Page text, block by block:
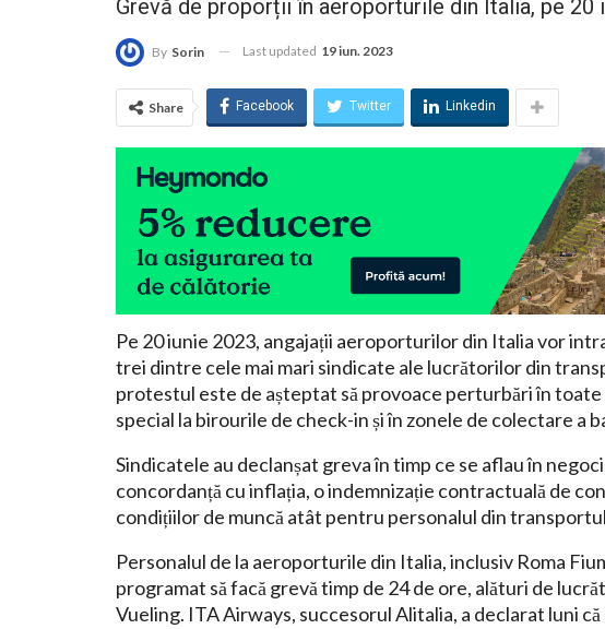
Grevă de proporții în aeroporturile din Italia, pe 20
By Sorin Last updated 19 iun. 2023
Share Facebook Twitter Linkedin
Pe 20 iunie 2023, angajații aeroporturilor din Italia vor
trei dintre cele mai mari sindicate ale lucrătorilor din
protestul este de așteptat să provoace perturbări în
special la birourile de check-in și în zonele de colectare a
Sindicatele au declanșat greva în timp ce se aflau în
concordanță cu inflația, o indemnizație contractuală de
condițiilor de muncă atât pentru personalul din
Personalul de la aeroporturile din Italia, inclusiv Roma
programat să facă grevă timp de 24 de ore, alături de
Vueling. ITA Airways, succesorul Alitalia, a declarat luni